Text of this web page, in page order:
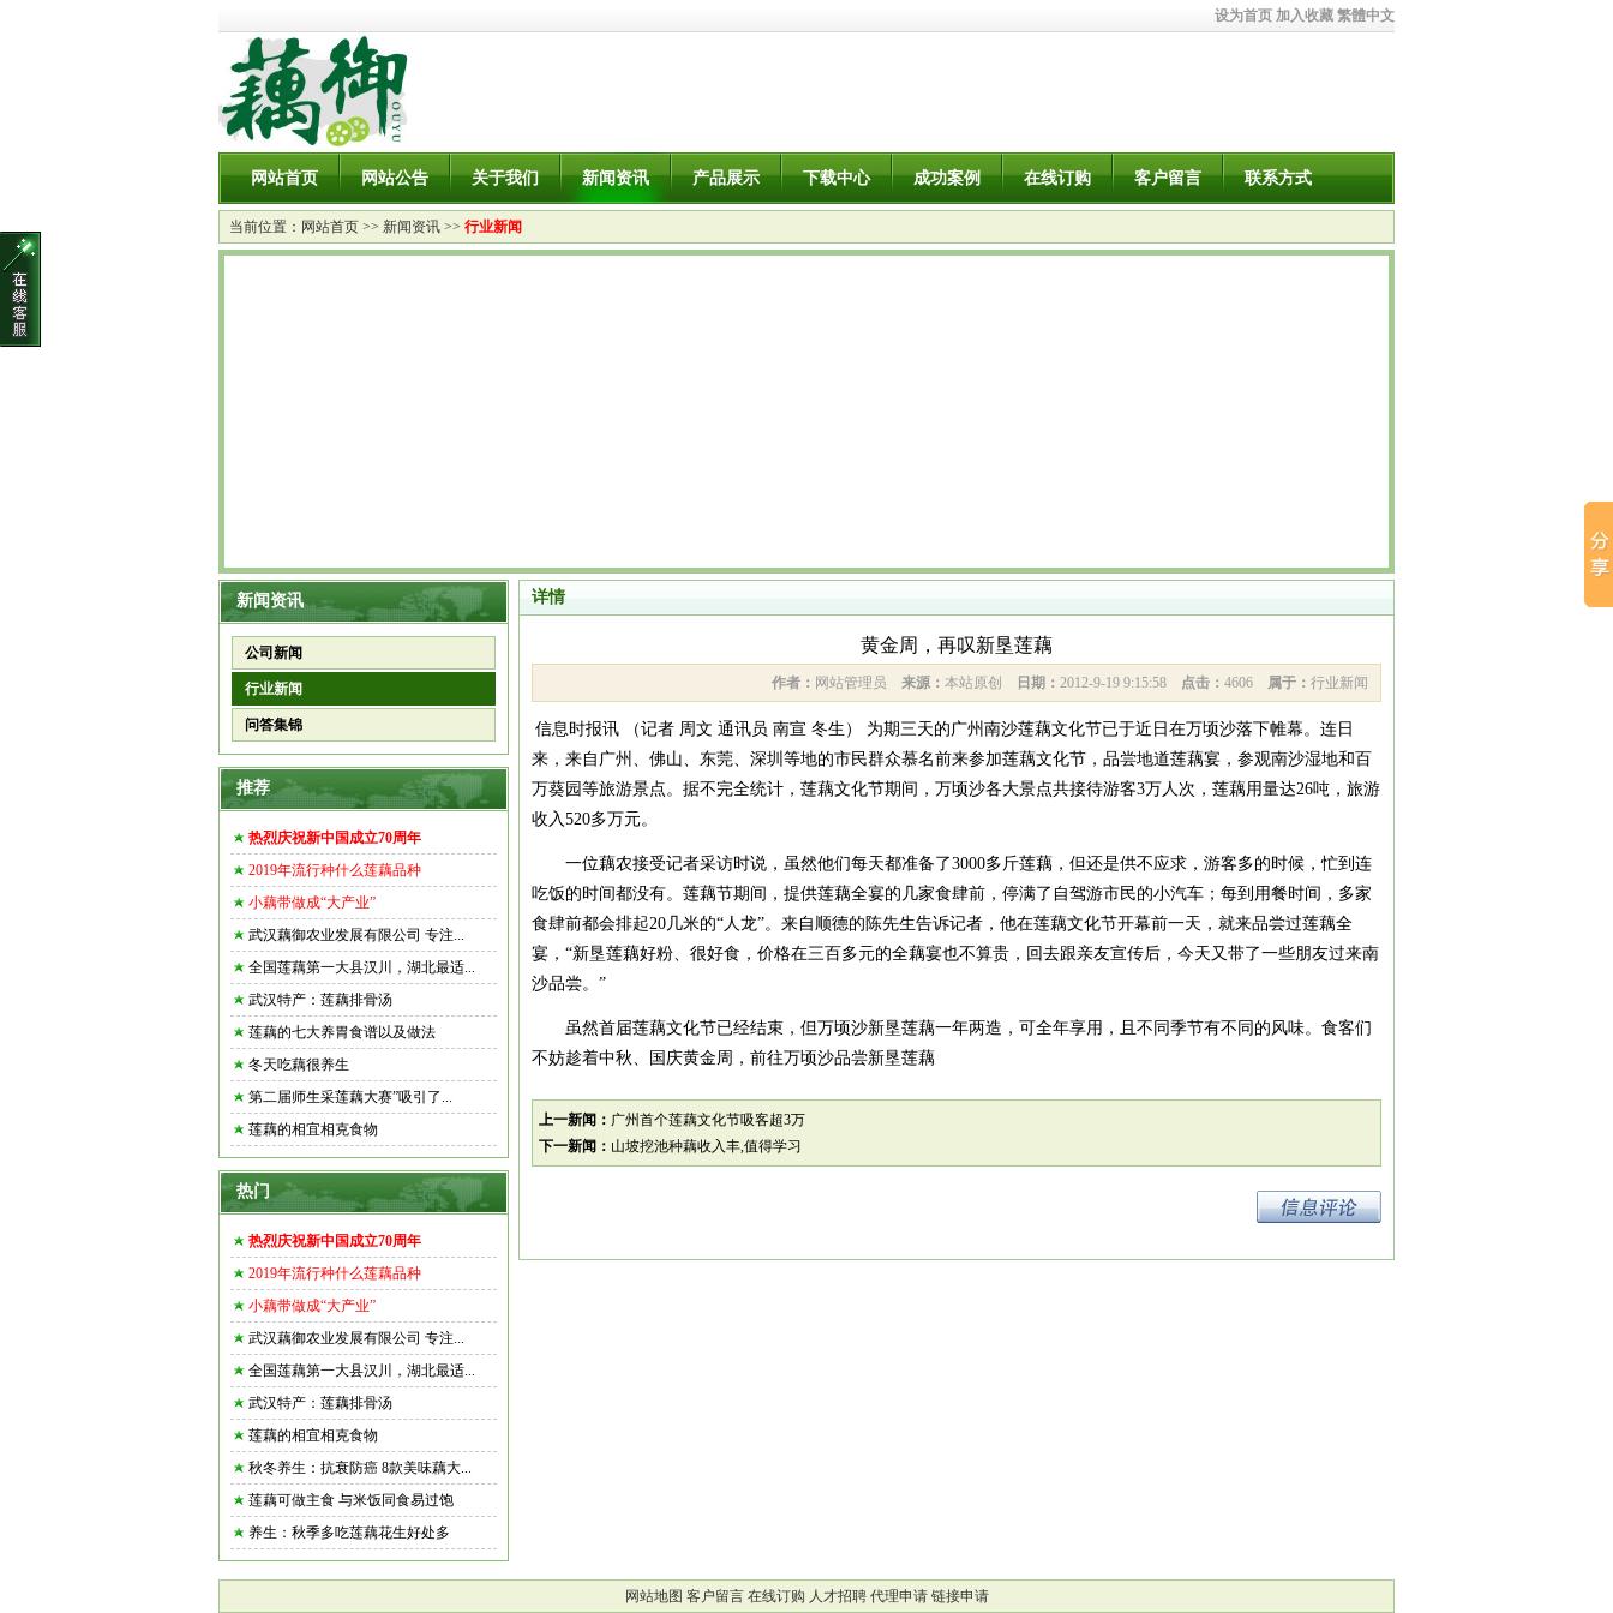
设为首页 加入收藏 繁體中文
网站首页 网站公告 关于我们 新闻资讯 产品展示 下载中心 成功案例 在线订购 客户留言 联系方式
当前位置： 网站首页 >> 新闻资讯 >> 行业新闻
新闻资讯
公司新闻
行业新闻
问答集锦
推荐
热烈庆祝新中国成立70周年
2019年流行种什么莲藕品种
小藕带做成“大产业”
武汉藕御农业发展有限公司 专注...
全国莲藕第一大县汉川，湖北最适...
武汉特产：莲藕排骨汤
莲藕的七大养胃食谱以及做法
冬天吃藕很养生
第二届师生采莲藕大赛”吸引了...
莲藕的相宜相克食物
热门
热烈庆祝新中国成立70周年
2019年流行种什么莲藕品种
小藕带做成“大产业”
武汉藕御农业发展有限公司 专注...
全国莲藕第一大县汉川，湖北最适...
武汉特产：莲藕排骨汤
莲藕的相宜相克食物
秋冬养生：抗衰防癌 8款美味藕大...
莲藕可做主食 与米饭同食易过饱
养生：秋季多吃莲藕花生好处多
详情
黄金周，再叹新垦莲藕
作者： 网站管理员 来源： 本站原创 日期： 2012-9-19 9:15:58 点击： 4606 属于： 行业新闻
信息时报讯 （记者 周文 通讯员 南宣 冬生） 为期三天的广州 南沙莲藕文化节已于近日在万顷沙落下帷幕。连日
来，来自广州、佛山、东莞、深圳等地的市民群众慕名前来参加莲藕文化节，品尝地道莲藕宴，参观南沙湿地和百
万葵园等旅游景点。据不完全统计，莲藕文化节期间，万顷沙各大景点共接待游客3万人次，莲藕用量达26吨，旅游
收入520多万元。
一位藕农接受记者采访时说，虽然他们每天都准备了3000多斤莲藕，但还是供不应求，游客多的时候，忙到连
吃饭的时间都没有。莲藕节期间，提供莲藕全宴的几家食肆前，停满了自驾游市民的小汽车；每到用餐时间，多家
食肆前都会排起20几米的“人龙”。来自顺德的陈先生告诉记者，他在莲藕文化节开幕前一天，就来品尝过莲藕全
宴，“新垦莲藕好粉、很好食，价格在三百多元的全藕宴也不算贵，回去跟亲友宣传后，今天又带了一些朋友过来南
沙品尝。”
虽然首届莲藕文化节已经结束，但万顷沙新垦莲藕一年两造，可全年享用，且不同季节有不同的风味。食客们
不妨趁着中秋、国庆黄金周，前往万顷沙品尝新垦莲藕
上一新闻： 广州首个莲藕文化节吸客超3万
下一新闻： 山坡挖池种藕收入丰,值得学习
网站地图 客户留言 在线订购 人才招聘 代理申请 链接申请